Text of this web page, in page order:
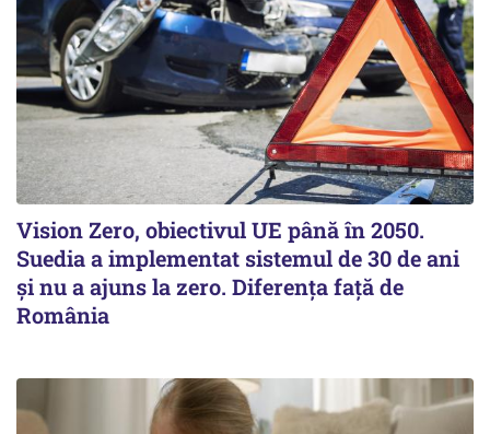
Vision Zero, obiectivul UE până în 2050.
Suedia a implementat sistemul de 30 de ani
şi nu a ajuns la zero. Diferenţa faţă de
România